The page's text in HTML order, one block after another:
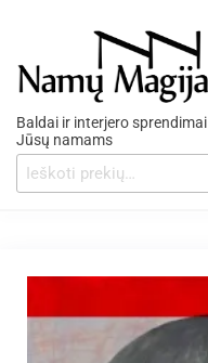
Baldai ir interjero sprendimai
Jūsų namams